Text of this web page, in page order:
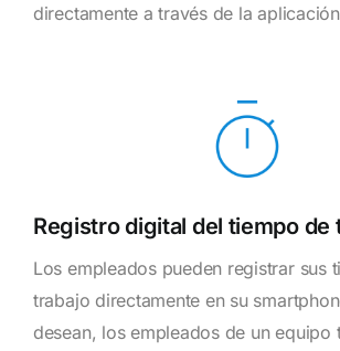
directamente a través de la
Registro digital del tiempo de
Los empleados pueden registrar sus
trabajo directamente en su
desean, los empleados de un equipo